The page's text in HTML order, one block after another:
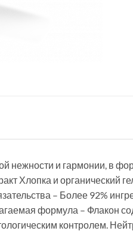
нежности и гармонии, в
Хлопка и органический
– Более 92%
формула – Флакон
контролем.